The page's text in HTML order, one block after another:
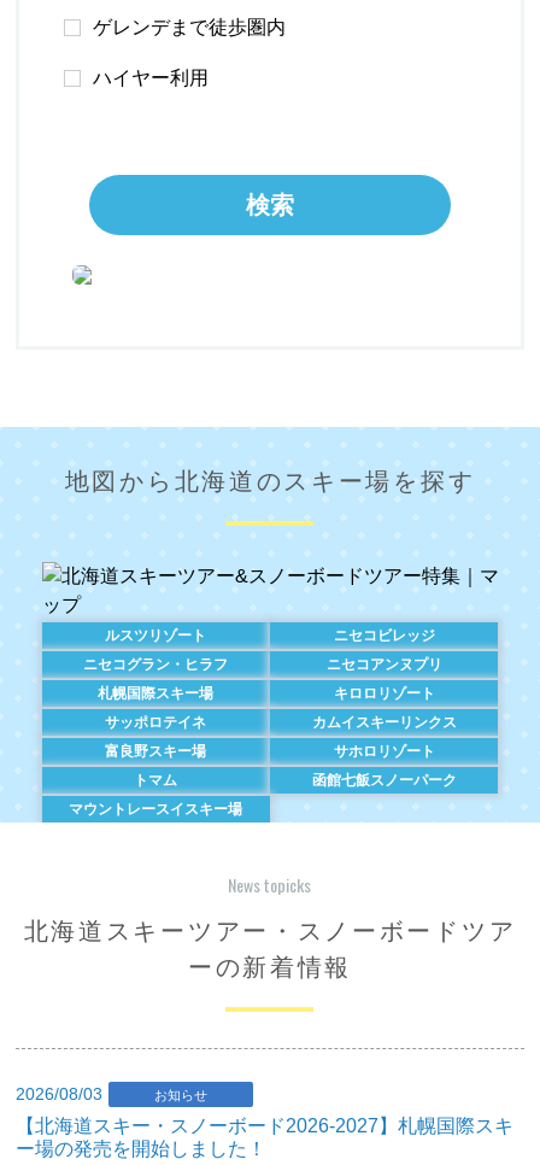
ゲレンデまで徒歩圏内
ハイヤー利用
検索
地図から北海道のスキー場を探す
ルスツリゾート
ニセコビレッジ
ニセコグラン・ヒラフ
ニセコアンヌプリ
札幌国際スキー場
キロロリゾート
サッポロテイネ
カムイスキーリンクス
富良野スキー場
サホロリゾート
トマム
函館七飯スノーパーク
マウントレースイスキー場
News topicks
北海道スキーツアー・スノーボードツア
ーの新着情報
2026/08/03 お知らせ
【北海道スキー・スノーボード2026-2027】札幌国際スキ
ー場の発売を開始しました！